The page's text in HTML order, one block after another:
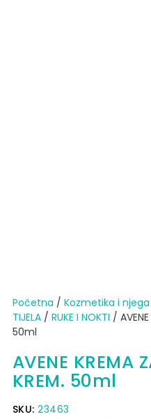
Početna / Kozmetika i
TIJELA/ RUKE I NOKTI /
50ml
AVENE KREMA
KREM. 50ml
SKU:23463